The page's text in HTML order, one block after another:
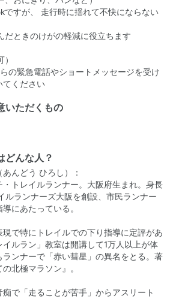
すが、 走行時に揺れて不快にならない
ときのけがの軽減に役立ちます
の緊急電話やショートメッセージを受け
てください
いただくもの
どんな人？
んどう ひろし）：
トレイルランナー。大阪府生まれ。身長
ルランナーズ大阪を創設、市民ランナー
にあたっている。
で特にトレイルでの下り指導に定評があ
イルラン」教室は開講して1万人以上が体
ンナーで「赤い彗星」の異名をとる。著
北極マラソン』。
で「走ることが苦手」からアスリート